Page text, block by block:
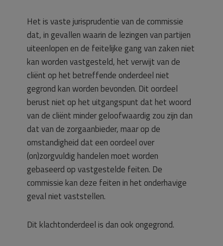
Het is vaste jurisprudentie van de commissie
dat, in gevallen waarin de lezingen van partijen
uiteenlopen en de feitelijke gang van zaken niet
kan worden vastgesteld, het verwijt van de
cliënt op het betreffende onderdeel niet
gegrond kan worden bevonden. Dit oordeel
berust niet op het uitgangspunt dat het woord
van de cliënt minder geloofwaardig zou zijn dan
dat van de zorgaanbieder, maar op de
omstandigheid dat een oordeel over
(on)zorgvuldig handelen moet worden
gebaseerd op vastgestelde feiten. De
commissie kan deze feiten in het onderhavige
geval niet vaststellen.
Dit klachtonderdeel is dan ook ongegrond.